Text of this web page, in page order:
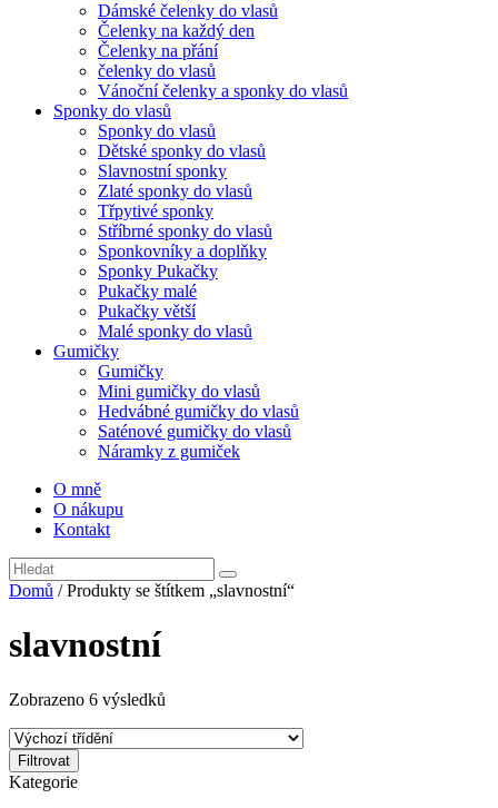
Dámské čelenky do vlasů
Čelenky na každý den
Čelenky na přání
čelenky do vlasů
Vánoční čelenky a sponky do vlasů
Sponky do vlasů
Sponky do vlasů
Dětské sponky do vlasů
Slavnostní sponky
Zlaté sponky do vlasů
Třpytivé sponky
Stříbrné sponky do vlasů
Sponkovníky a doplňky
Sponky Pukačky
Pukačky malé
Pukačky větší
Malé sponky do vlasů
Gumičky
Gumičky
Mini gumičky do vlasů
Hedvábné gumičky do vlasů
Saténové gumičky do vlasů
Náramky z gumiček
O mně
O nákupu
Kontakt
Domů / Produkty se štítkem „slavnostní“
slavnostní
Zobrazeno 6 výsledků
Filtrovat
Kategorie